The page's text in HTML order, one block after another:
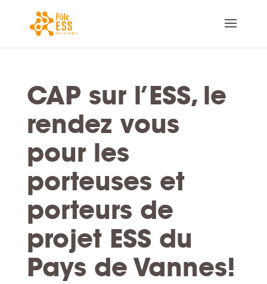
CAP sur l’ESS, le
rendez vous
pour les
porteuses et
porteurs de
projet ESS du
Pays de Vannes!